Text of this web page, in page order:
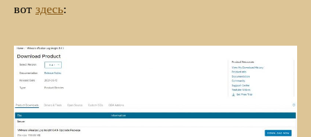
вот здесь: